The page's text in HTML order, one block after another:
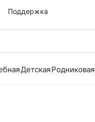
Поддержка
ДетскаяРодниковая